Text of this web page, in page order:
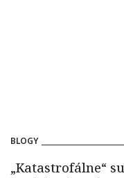
BLOGY